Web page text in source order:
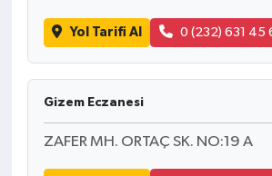
Yol Tarifi Al 0 (232) 631 45
Gizem Eczanesi
ZAFER MH. ORTAÇ SK. NO:19 A